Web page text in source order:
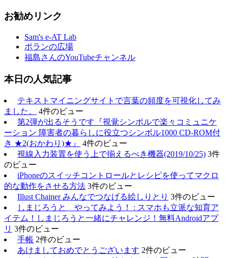
お勧めリンク
Sam's e-AT Lab
ポランの広場
福島さんのYouTubeチャンネル
本日の人気記事
テキストマイニングサイトで言葉の頻度を可視化してみ
ました。
4件のビュー
第2弾が出るそうです『視覚シンボルで楽々コミュニケ
ーション 障害者の暮らしに役立つシンボル1000 CD-ROM付
き ★2(おかわり)★』
4件のビュー
視線入力装置を使う上で揃えるべき機器(2019/10/25) 3件
のビュー
iPhoneのスイッチコントロールとレシピを使ってマクロ
的な動作をさせる方法 3件のビュー
Illust Chainer みんなでつなげる絵しりとり 3件のビュー
しまじろうと やってみよう！ : スマホも立派な知育ア
イテム！しまじろうと一緒にチャレンジ！無料Androidアプ
リ 3件のビュー
手帳 2件のビュー
あけましておめでとうございます 2件のビュー